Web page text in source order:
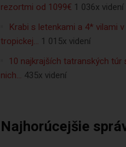
rezortmi od 1099€ 1 036x videní
Krabi s letenkami a 4* vilami
tropickej… 1 015x videní
10 najkrajších tatranských túr
nich… 435x videní
Najhorúcejšie